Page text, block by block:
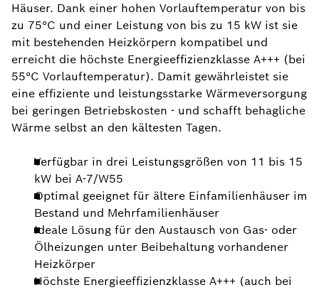
Häuser. Dank einer hohen Vorlauftemperatur von bis
zu 75°C und einer Leistung von bis zu 15 kW ist sie
mit bestehenden Heizkörpern kompatibel und
erreicht die höchste Energieeffizienzklasse A+++ (bei
55°C Vorlauftemperatur). Damit gewährleistet sie
eine effiziente und leistungsstarke Wärmeversorgung
bei geringen Betriebskosten - und schafft behagliche
Wärme selbst an den kältesten Tagen.
Verfügbar in drei Leistungsgrößen von 11 bis 15
kW bei A-7/W55
Optimal geeignet für ältere Einfamilienhäuser im
Bestand und Mehrfamilienhäuser
Ideale Lösung für den Austausch von Gas- oder
Ölheizungen unter Beibehaltung vorhandener
Heizkörper
Höchste Energieeffizienzklasse A+++ (auch bei